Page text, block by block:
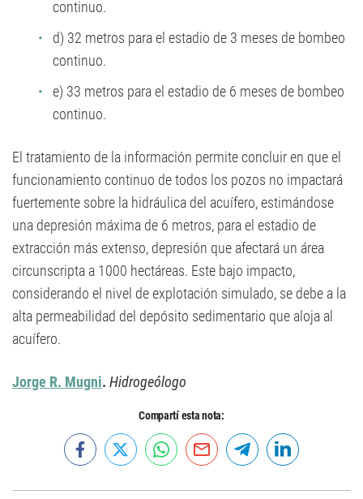
continuo.
d) 32 metros para el estadio de 3 meses de bombeo
continuo.
e) 33 metros para el estadio de 6 meses de bombeo
continuo.
El tratamiento de la información permite concluir en que el
funcionamiento continuo de todos los pozos no impactará
fuertemente sobre la hidráulica del acuífero, estimándose
una depresión máxima de 6 metros, para el estadio de
extracción más extenso, depresión que afectará un área
circunscripta a 1000 hectáreas. Este bajo impacto,
considerando el nivel de explotación simulado, se debe a la
alta permeabilidad del depósito sedimentario que aloja al
acuífero.
Jorge R. Mugni. Hidrogeólogo
Compartí esta nota: